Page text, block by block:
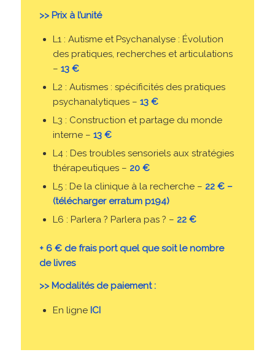
>> Prix à l’unité
L1 : Autisme et Psychanalyse : Évolution
des pratiques, recherches et articulations
– 13 €
L2 : Autismes : spécificités des pratiques
psychanalytiques – 13 €
L3 : Construction et partage du monde
interne – 13 €
L4 : Des troubles sensoriels aux stratégies
thérapeutiques – 20 €
L5 : De la clinique à la recherche – 22 € –
(télécharger erratum p194)
L6 : Parlera ? Parlera pas ? – 22 €
+ 6 € de frais port quel que soit le nombre
de livres
>> Modalités de paiement :
En ligne ICI